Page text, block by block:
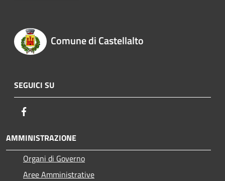
Comune di Castellalto
SEGUICI SU
AMMINISTRAZIONE
Organi di Governo
Aree Amministrative